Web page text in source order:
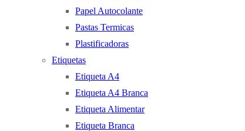
Papel Autocolante
Pastas Termicas
Plastificadoras
Etiquetas
Etiqueta A4
Etiqueta A4 Branca
Etiqueta Alimentar
Etiqueta Branca